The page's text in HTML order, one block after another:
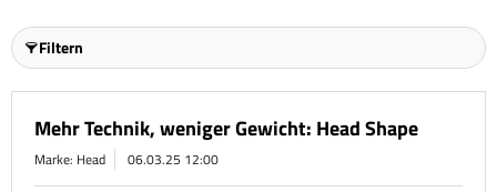
Filtern
Mehr Technik, weniger Gewicht: Head Shape
Marke: Head 06.03.25 12:00